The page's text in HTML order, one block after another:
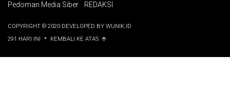
Pedoman Media Siber REDAKSI
COPYRIGHT © 2020 DEVELOPED BY WUNIK.ID
291 HARI INI
• KEMBALI KE ATAS